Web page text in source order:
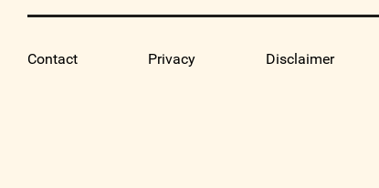
Contact Privacy Disclaimer